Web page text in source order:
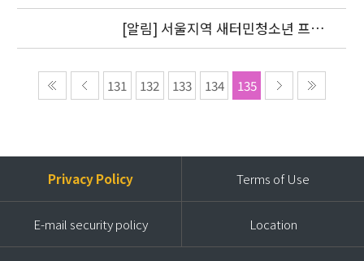
년 종합지원협의체 실무자 연수 개최
[알림] 서울지역 새터민청소년 프로
젝트 코디네이터 최종합격자 안내
131 132 133 134 135
Privacy Policy Terms of Use
E-mail security policy Location